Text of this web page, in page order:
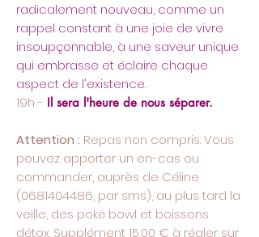
radicalement nouveau, comme un
rappel constant à une joie de vivre
insoupçonnable, à une saveur unique
qui embrasse et éclaire chaque
aspect de l'existence.
19h - Il sera l'heure de nous séparer.
Attention : Repas non compris. Vous
pouvez apporter un en-cas ou
commander, auprès de Céline
(0681404486, par sms), au plus tard la
veille, des poké bowl et boissons
détox. Supplément 15,00 € à régler sur